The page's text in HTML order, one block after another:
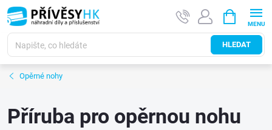
Přejít
na
obsah
HLEDAT
NÁKUPNÍ
KOŠÍK
Opěrné nohy
Příruba pro opěrnou nohu